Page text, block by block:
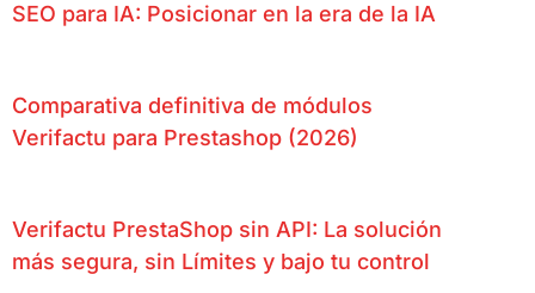
SEO para IA: Posicionar en la era de la IA
Comparativa definitiva de módulos
Verifactu para Prestashop (2026)
Verifactu PrestaShop sin API: La solución
más segura, sin Límites y bajo tu control